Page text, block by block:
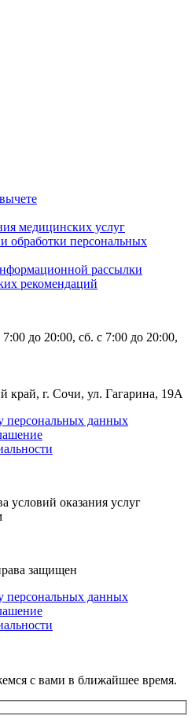
медицинских услуг
обработки персональных
рассылки
рекомендаций
до 20:00, сб. с 7:00 до 20:00,
край, г. Сочи, ул. Гагарина, 19А
персональных данных
условий оказания услуг
защищен
персональных данных
с вами в ближайшее время.